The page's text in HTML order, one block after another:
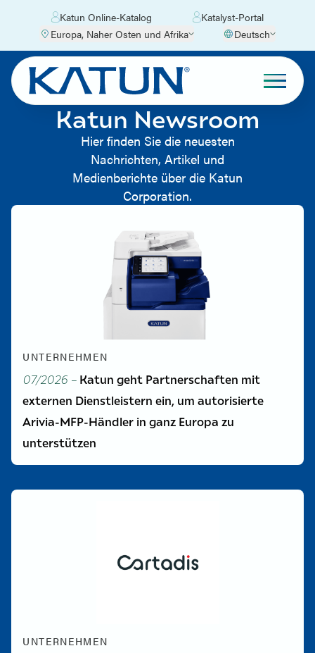
Katun Online-Katalog
Katalyst-Portal
Europa, Naher Osten und Afrika
Deutsch
Katun Newsroom
Hier finden Sie die neuesten
Nachrichten, Artikel und
Medienberichte über die Katun
Corporation.
UNTERNEHMEN
07/2026 – Katun geht Partnerschaften mit
externen Dienstleistern ein, um autorisierte
Arivia-MFP-Händler in ganz Europa zu
unterstützen
UNTERNEHMEN